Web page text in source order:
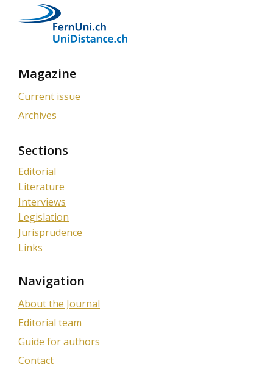
Magazine
Current issue
Archives
Sections
Editorial
Literature
Interviews
Legislation
Jurisprudence
Links
Navigation
About the Journal
Editorial team
Guide for authors
Contact